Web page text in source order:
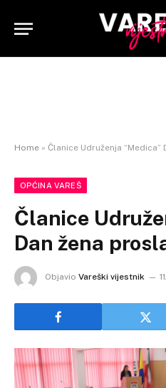
Home » Članice Udruženja “Medica”
OPĆINA VAREŠ
Članice
Dan žena
Objavio Vareški vijestnik